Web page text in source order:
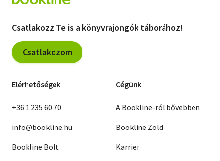
Csatlakozz Te is a könyvrajongók táborához!
Csatlakozom
Elérhetőségek
+36 1 235 60 70
info@bookline.hu
Bookline Bolt
Cégünk
A Bookline-ról bővebben
Bookline Zöld
Karrier